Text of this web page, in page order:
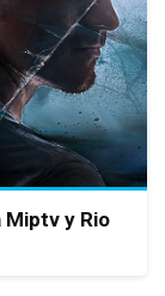
Miptv y Rio